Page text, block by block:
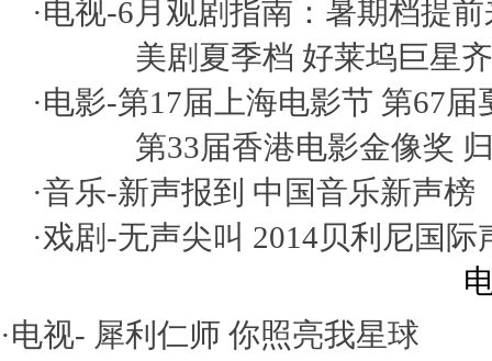
·电视-6月观剧指南：暑期档提
美剧夏季档 好莱坞巨星
·电影-第17届上海电影节 第67届
第33届香港电影金像奖
·音乐-新声报到 中国音乐新声榜
·戏剧-无声尖叫 2014贝利尼国际
·电视- 犀利仁师 你照亮我星球